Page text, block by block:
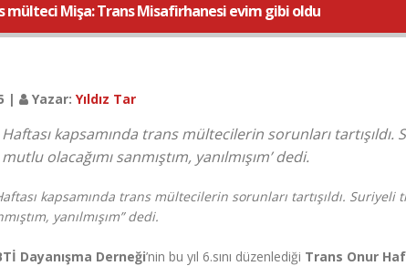
mülteci Mişa: Trans Misafirhanesi evim gibi oldu
| Yazar: Yıldız Tar
kapsamında trans mültecilerin sorunları tartışıldı.
olacağımı sanmıştım, yanılmışım’ dedi.
kapsamında trans mültecilerin sorunları tartışıldı. Suriyeli
yanılmışım” dedi.
Dayanışma Derneği’nin bu yıl 6.sını düzenlediği Trans Onur